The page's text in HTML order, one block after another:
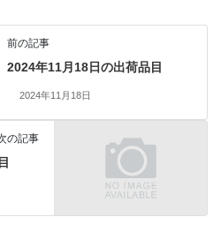
前の記事
2024年11月18日の出荷品目
2024年11月18日
の記事